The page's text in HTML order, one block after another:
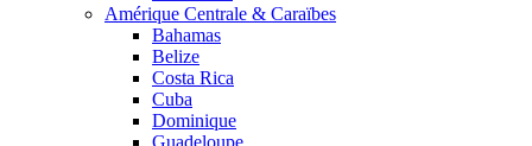
Amérique Centrale & Caraïbes
Bahamas
Belize
Costa Rica
Cuba
Dominique
Guadeloupe